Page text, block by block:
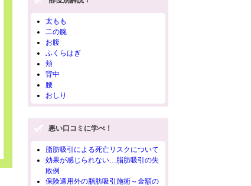
太もも
二の腕
お腹
ふくらはぎ
頬
背中
腰
おしり
悪い口コミに学べ！
脂肪吸引による死亡リスクについて
効果が感じられない…脂肪吸引の失
敗例
保険適用外の脂肪吸引施術～金額の